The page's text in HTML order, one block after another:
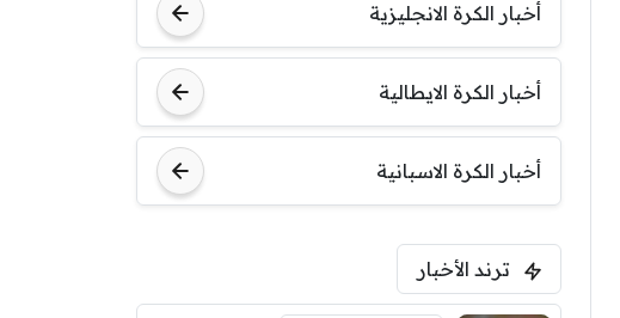
اودينيزي
مباراة ودية
برشلونة
أخبار الكرة الانجليزية
أخبار الكرة الايطالية
أخبار الكرة الاسبانية
ترند الأخبار